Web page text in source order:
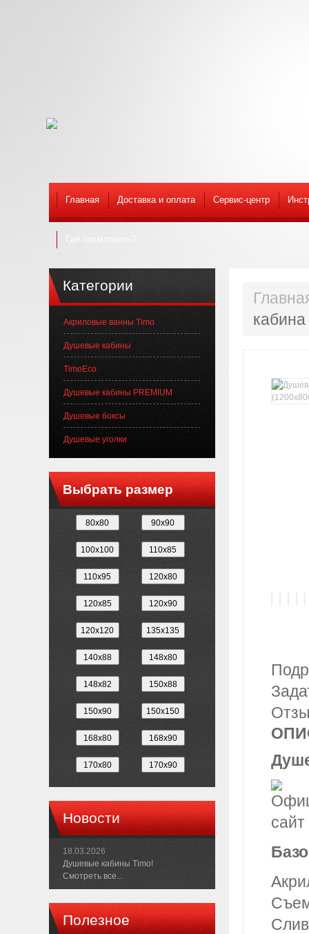
Главная Доставка и оплата Сервис-центр
Категории
Акриловые ванны Timo
Душевые кабины
TimoEco
Душевые кабины PREMIUM
Душевые боксы
Душевые уголки
Выбрать размер
Новости
18.03.2026
Душевые кабины Timo!
Смотреть все...
Полезное